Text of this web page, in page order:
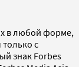
в любой форме,
с
знак Forbes